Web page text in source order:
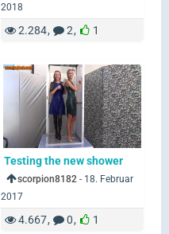
2018
2.284 2 1
Testing the new shower
scorpion8182 - 18. Februar
2017
4.667 0 1